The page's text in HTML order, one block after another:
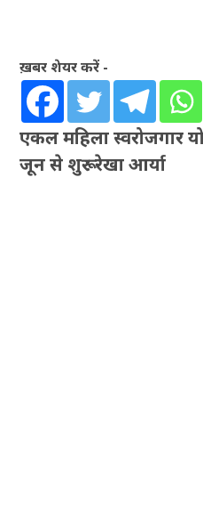
ख़बर शेयर करें -
एकल महिला स्वरोजगार
जून से शुरू : रेखा आर्या